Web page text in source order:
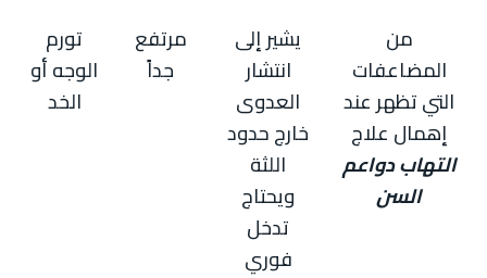
من
المضاعفات
التي تظهر عند
إهمال علاج
التهاب دواعم
السن
يشير إلى
انتشار
العدوى
خارج حدود
اللثة
ويحتاج
تدخل
فوري
مرتفع
جداً
تورم
الوجه أو
الخد